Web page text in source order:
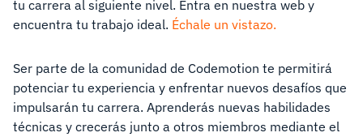
tu carrera al siguiente nivel. Entra en nuestra web y
encuentra tu trabajo ideal. Échale un vistazo.
Ser parte de la comunidad de Codemotion te permitirá
potenciar tu experiencia y enfrentar nuevos desafíos que
impulsarán tu carrera. Aprenderás nuevas habilidades
técnicas y crecerás junto a otros miembros mediante el